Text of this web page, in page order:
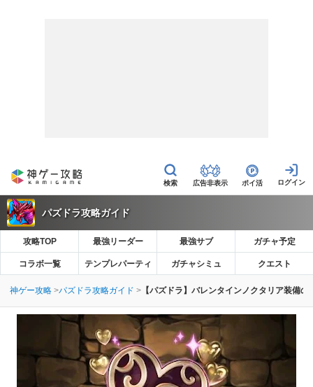
広告非表示 ポイ活
パズドラ攻略ガイド
攻略TOP 最強リーダー 最強サブ ガチャ予定
コラボ一覧 テンプレパーティ ガチャシミュ クエスト
神ゲー攻略 パズドラ攻略ガイド 【パズドラ】バレンタインノクタリア装備の